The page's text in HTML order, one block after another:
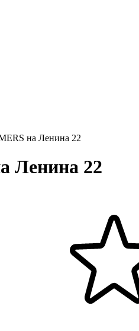
на Ленина 22
Ленина 22